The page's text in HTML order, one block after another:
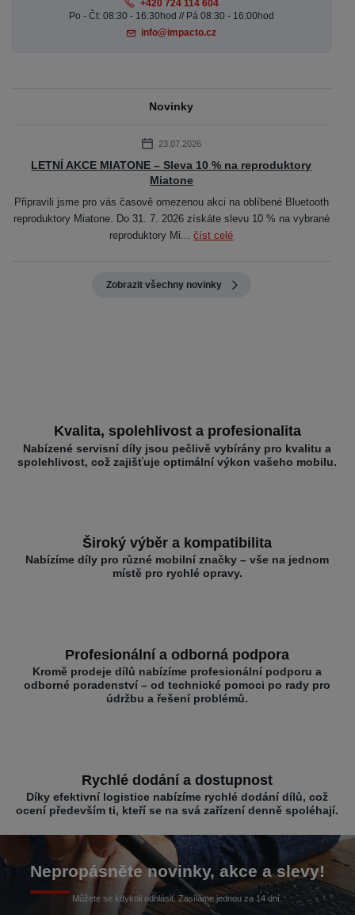
+420 724 114 604
Po - Čt: 08:30 - 16:30hod // Pá 08:30 - 16:00hod
info@impacto.cz
Novinky
23.07.2026
LETNÍ AKCE MIATONE – Sleva 10 % na reproduktory
Miatone
Připravili jsme pro vás časově omezenou akci na oblíbené Bluetooth
reproduktory Miatone. Do 31. 7. 2026 získáte slevu 10 % na vybrané
reproduktory Mi...číst celé
Zobrazit všechny novinky
Kvalita, spolehlivost a profesionalita
Nabízené servisní díly jsou pečlivě vybírány pro kvalitu a
spolehlivost, což zajišťuje optimální výkon vašeho mobilu.
Široký výběr a kompatibilita
Nabízíme díly pro různé mobilní značky – vše na jednom
místě pro rychlé opravy.
Profesionální a odborná podpora
Kromě prodeje dílů nabízíme profesionální podporu a
odborné poradenství – od technické pomoci po rady pro
údržbu a řešení problémů.
Rychlé dodání a dostupnost
Díky efektivní logistice nabízíme rychlé dodání dílů, což
ocení především ti, kteří se na svá zařízení denně spoléhají.
Nepropásněte novinky, akce a slevy!
Můžete se kdykoli odhlásit. Zasíláme jednou za 14 dní.